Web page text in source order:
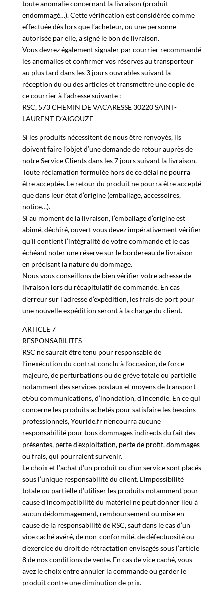
de réserves manuscrites accompagnées de votre signature
toute anomalie concernant la livraison (produit
endommagé…). Cette vérification est considérée comme
effectuée dès lors que l’acheteur, ou une personne
autorisée par elle, a signé le bon de livraison.
Vous devrez également signaler par courrier recommandé
les anomalies et confirmer vos réserves au transporteur
au plus tard dans les 3 jours ouvrables suivant la
réception du ou des articles et transmettre une copie de
ce courrier à l’adresse suivante :
RSC,573 CHEMIN DE VACARESSE 30220 SAINT-
Si les produits nécessitent de nous être renvoyés, ils
doivent faire l’objet d’une demande de retour auprès de
notre Service Clients dans les 7 jours suivant la livraison.
Toute réclamation formulée hors de ce délai ne pourra
être acceptée. Le retour du produit ne pourra être accepté
que dans leur état d’origine (emballage, accessoires,
notice…).
Si au moment de la livraison, l’emballage d’origine est
abîmé, déchiré, ouvert vous devez impérativement vérifier
qu’il contient l’intégralité de votre commande et le cas
échéant noter une réserve sur le bordereau de livraison
en précisant la nature du dommage.
Nous vous conseillons de bien vérifier votre adresse de
livraison lors du récapitulatif de commande. En cas
d’erreur sur l’adresse d’expédition, les frais de port pour
ARTICLE 7
RESPONSABILITES
RSC ne saurait être tenu pour responsable de
l’inexécution du contrat conclu à l’occasion, de force
majeure, de perturbations ou de grève totale ou partielle
notamment des services postaux et moyens de transport
et/ou communications, d’inondation, d’incendie. En ce qui
concerne les produits achetés pour satisfaire les besoins
professionnels, Youride.fr n’encourra aucune
responsabilité pour tous dommages indirects du fait des
présentes, perte d’exploitation, perte de profit, dommages
ou frais, qui pourraient survenir.
Le choix et l’achat d’un produit ou d’un service sont placés
sous l’unique responsabilité du client. L’impossibilité
totale ou partielle d’utiliser les produits notamment pour
cause d’incompatibilité du matériel ne peut donner lieu à
aucun dédommagement, remboursement ou mise en
cause de la responsabilité de RSC, sauf dans le cas d’un
vice caché avéré, de non-conformité, de défectuosité ou
d’exercice du droit de rétractation envisagés sous l’article
8 de nos conditions de vente. En cas de vice caché, vous
avez le choix entre annuler la commande ou garder le